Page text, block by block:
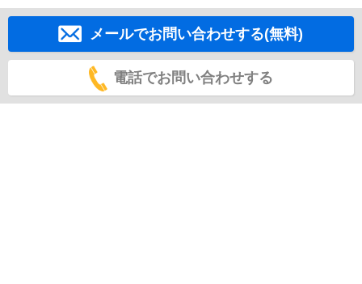
メールでお問い合わせする(無料)
電話でお問い合わせする